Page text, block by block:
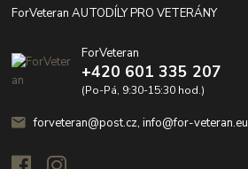
ForVeteran AUTODÍLY PRO VETERÁNY
ForVeteran
+420 601 335 207
(Po-Pá, 9:30-15:30 hod.)
forveteran@post.cz, info@for-veteran.eu